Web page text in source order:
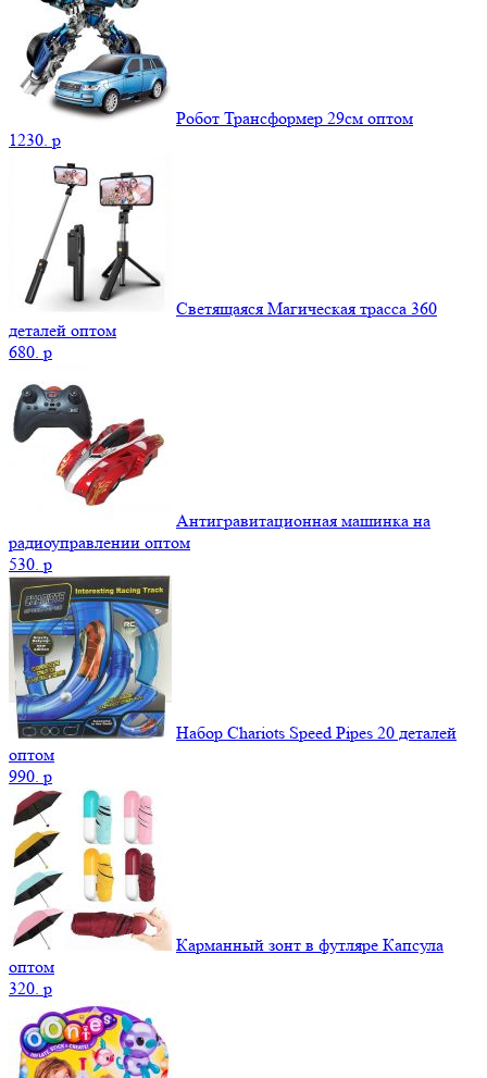
Робот Трансформер 29см оптом
1230. p
Светящаяся Магическая трасса 360
деталей оптом
680. p
Антигравитационная машинка на
радиоуправлении оптом
530. p
Набор Chariots Speed Pipes 20 деталей
оптом
990. p
Карманный зонт в футляре Капсула
оптом
320. p